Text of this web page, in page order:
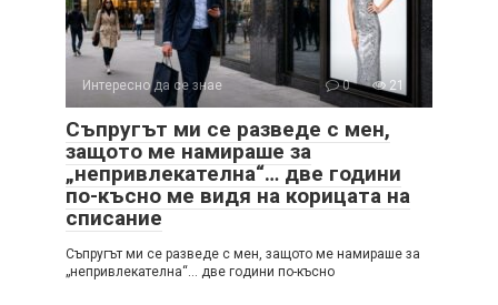
Интересно да се знае 0 21
Съпругът ми се разведе с мен,
защото ме намираше за
„непривлекателна“… две години
по-късно ме видя на корицата на
списание
Съпругът ми се разведе с мен, защото ме намираше за
„непривлекателна“… две години по-късно